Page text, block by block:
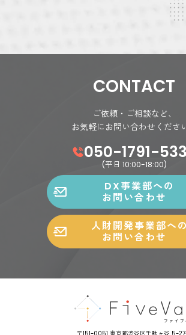
CONTACT
ご依頼・ご相談など、
お気軽にお問い合わせくださ
050-1791-
(平日 10:00-18:00)
DX事業部への
お問い合わせ
人財開発事業部への
お問い合わせ
〒151-0051 東京都渋谷区千駄ヶ谷 5-